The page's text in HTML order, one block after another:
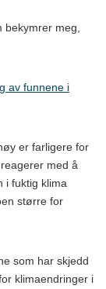
meg,
av funnene i
er farligere for
med å
i fuktig klima
større for
som har skjedd
klimaendringer i